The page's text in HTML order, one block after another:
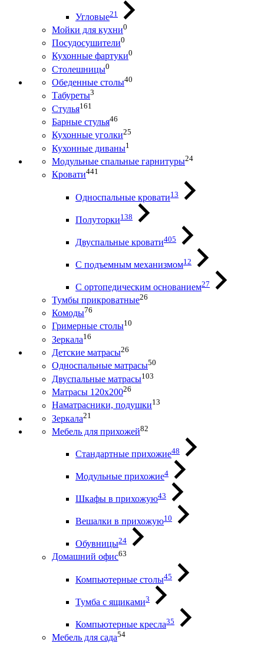
Угловые21
Мойки для кухни0
Посудосушители0
Кухонные фартуки0
Столешницы0
Обеденные столы40
Табуреты3
Стулья161
Барные стулья46
Кухонные уголки25
Кухонные диваны1
Модульные спальные гарнитуры24
Кровати441
Односпальные кровати13
Полуторки138
Двуспальные кровати405
С подъемным механизмом12
С ортопедическим основанием27
Тумбы прикроватные26
Комоды76
Гримерные столы10
Зеркала16
Детские матрасы26
Односпальные матрасы50
Двуспальные матрасы103
Матрасы 120х20026
Наматрасники, подушки13
Зеркала21
Мебель для прихожей82
Стандартные прихожие48
Модульные прихожие4
Шкафы в прихожую43
Вешалки в прихожую10
Обувницы24
Домашний офис63
Компьютерные столы45
Тумба с ящиками3
Компьютерные кресла35
Мебель для сада54